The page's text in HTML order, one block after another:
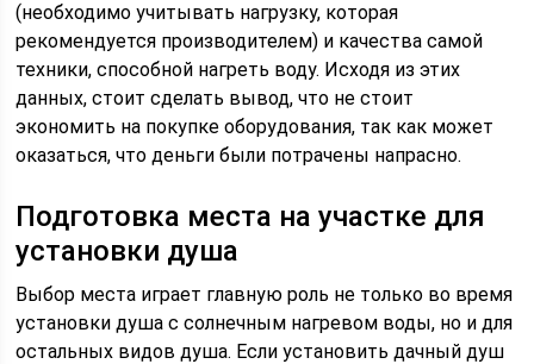
(необходимо учитывать нагрузку, которая
рекомендуется производителем) и качества самой
техники, способной нагреть воду. Исходя из этих
данных, стоит сделать вывод, что не стоит
экономить на покупке оборудования, так как может
оказаться, что деньги были потрачены напрасно.
Подготовка места на участке для
установки душа
Выбор места играет главную роль не только во время
установки душа с солнечным нагревом воды, но и для
остальных видов душа. Если установить дачный душ